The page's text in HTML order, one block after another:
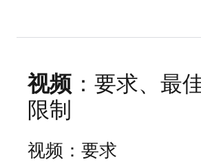
视频 ：要求、最
限制
视频：要求